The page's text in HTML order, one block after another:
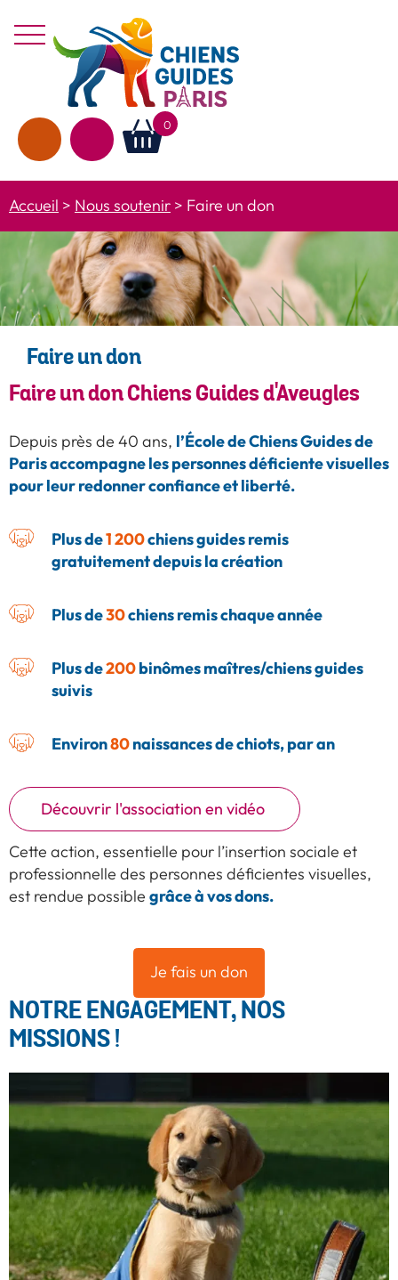
Menu
0
Accueil > Nous soutenir > Faire un don
Faire un don
Faire un don Chiens Guides d'Aveugles
Depuis près de 40 ans, l’École de Chiens Guides de
Paris accompagne les personnes déficiente visuelles
pour leur redonner confiance et liberté.
Plus de1 200chiens guides remis
gratuitement depuis la création
Plus de30chiens remis chaque année
Plus de200binômes maîtres/chiens guides
suivis
Environ80naissances de chiots, par an
Découvrir l'association en vidéo
Cette action, essentielle pour l’insertion sociale et
professionnelle des personnes déficientes visuelles,
est rendue possible grâce à vos dons.
Je fais un don
NOTRE ENGAGEMENT, NOS
MISSIONS !